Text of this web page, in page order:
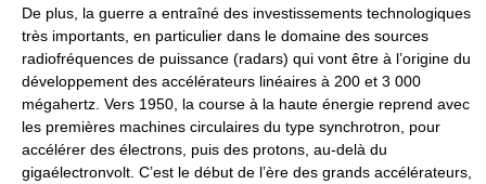
De plus, la guerre a entraîné des investissements technologiques
très importants, en particulier dans le domaine des sources
radiofréquences de puissance (radars) qui vont être à l’origine du
développement des accélérateurs linéaires à 200 et 3 000
mégahertz. Vers 1950, la course à la haute énergie reprend avec
les premières machines circulaires du type synchrotron, pour
accélérer des électrons, puis des protons, au-delà du
gigaélectronvolt. C’est le début de l’ère des grands accélérateurs,